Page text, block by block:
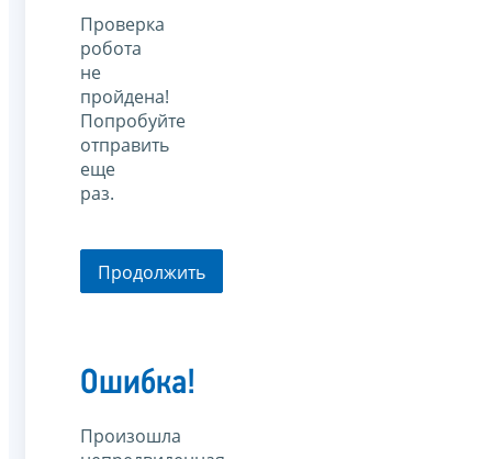
Проверка
робота
не
пройдена!
Попробуйте
отправить
еще
раз.
Продолжить
Ошибка!
Произошла